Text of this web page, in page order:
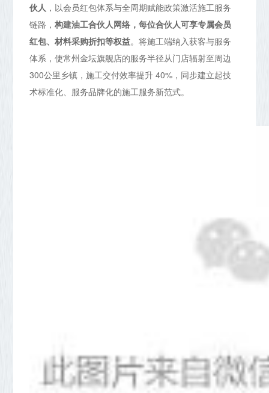
伙人 ，以会员红包体系与全周期赋能政策激活施工服务
链路，构建油工合伙人网络，每位合伙人可享专属会员
红包、材料采购折扣等权益。将施工端纳入获客与服务
体系，使常州金坛旗舰店的服务半径从门店辐射至周边
300公里乡镇，施工交付效率提升 40%，同步建立起技
术标准化、服务品牌化的施工服务新范式。